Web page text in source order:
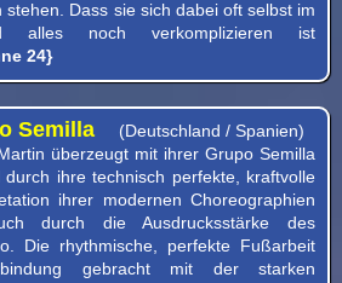
stehen. Dass sie sich dabei oft selbst im
alles noch verkomplizieren ist
24}
Semilla
(Deutschland / Spanien)
überzeugt mit ihrer Grupo Semilla
durch ihre technisch perfekte, kraftvolle
ihrer modernen Choreographien
durch die Ausdrucksstärke des
Die rhythmische, perfekte Fußarbeit
gebracht mit der starken